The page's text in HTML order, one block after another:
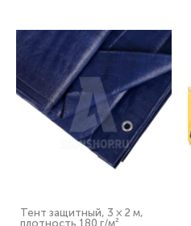
Тент защитный, 3 × 2 м,
плотность 180 г/м²